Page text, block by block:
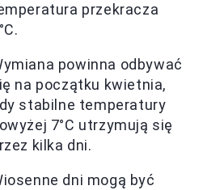
przekracza
powinna odbywać
na początku kwietnia,
stabilne temperatury
7°C utrzymują się
kilka dni.
dni mogą być